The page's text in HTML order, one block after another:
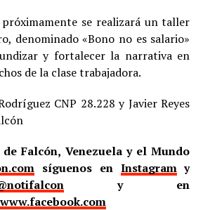
se realizará un taller
denominado «Bono no es salario»
y fortalecer la narrativa en
de la clase trabajadora.
CNP 28.228 y Javier Reyes
Falcón, Venezuela y el Mundo
síguenos en Instagramy
y en